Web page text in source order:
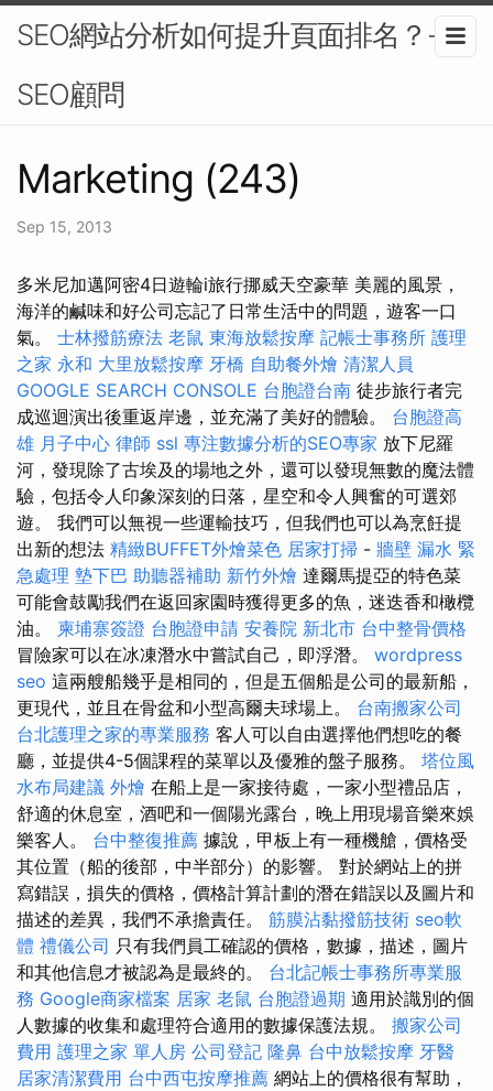
SEO網站分析如何提升頁面排名？-
SEO顧問
Marketing (243)
Sep 15, 2013
多米尼加邁阿密4日遊輪i旅行挪威天空豪華 美麗的風景，
海洋的鹹味和好公司忘記了日常生活中的問題，遊客一口
氣。 士林撥筋療法 老鼠 東海放鬆按摩 記帳士事務所 護理
之家 永和 大里放鬆按摩 牙橋 自助餐外燴 清潔人員
GOOGLE SEARCH CONSOLE 台胞證台南 徒步旅行者完
成巡迴演出後重返岸邊，並充滿了美好的體驗。 台胞證高
雄 月子中心 律師 ssl 專注數據分析的SEO專家 放下尼羅
河，發現除了古埃及的場地之外，還可以發現無數的魔法體
驗，包括令人印象深刻的日落，星空和令人興奮的可選郊
遊。 我們可以無視一些運輸技巧，但我們也可以為烹飪提
出新的想法 精緻BUFFET外燴菜色 居家打掃 - 牆壁 漏水 緊
急處理 墊下巴 助聽器補助 新竹外燴 達爾馬提亞的特色菜
可能會鼓勵我們在返回家園時獲得更多的魚，迷迭香和橄欖
油。 柬埔寨簽證 台胞證申請 安養院 新北市 台中整骨價格
冒險家可以在冰凍潛水中嘗試自己，即浮潛。 wordpress
seo 這兩艘船幾乎是相同的，但是五個船是公司的最新船，
更現代，並且在骨盆和小型高爾夫球場上。 台南搬家公司
台北護理之家的專業服務 客人可以自由選擇他們想吃的餐
廳，並提供4-5個課程的菜單以及優雅的盤子服務。 塔位風
水布局建議 外燴 在船上是一家接待處，一家小型禮品店，
舒適的休息室，酒吧和一個陽光露台，晚上用現場音樂來娛
樂客人。 台中整復推薦 據說，甲板上有一種機艙，價格受
其位置（船的後部，中半部分）的影響。 對於網站上的拼
寫錯誤，損失的價格，價格計算計劃的潛在錯誤以及圖片和
描述的差異，我們不承擔責任。 筋膜沾黏撥筋技術 seo軟
體 禮儀公司 只有我們員工確認的價格，數據，描述，圖片
和其他信息才被認為是最終的。 台北記帳士事務所專業服
務 Google商家檔案 居家 老鼠 台胞證過期 適用於識別的個
人數據的收集和處理符合適用的數據保護法規。 搬家公司
費用 護理之家 單人房 公司登記 隆鼻 台中放鬆按摩 牙醫
居家清潔費用 台中西屯按摩推薦 網站上的價格很有幫助，